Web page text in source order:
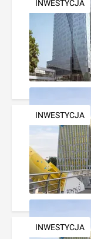
INWESTYCJA
INWESTYCJA
INWESTYCJA